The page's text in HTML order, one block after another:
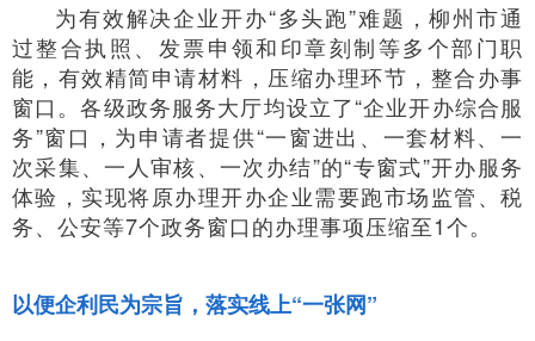
为有效解决企业开办“多头跑”难题，柳州市通
过整合执照、发票申领和印章刻制等多个部门职
能，有效精简申请材料，压缩办理环节，整合办事
窗口。各级政务服务大厅均设立了“企业开办综合服
务”窗口，为申请者提供“一窗进出、一套材料、一
次采集、一人审核、一次办结”的“专窗式”开办服务
体验，实现将原办理开办企业需要跑市场监管、税
务、公安等7个政务窗口的办理事项压缩至1个。
以便企利民为宗旨，落实线上“一张网”